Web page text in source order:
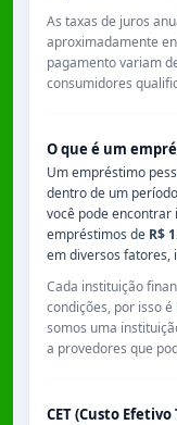
As taxas de juros
aproximadamente
pagamento variam
consumidores
O que é um
Um empréstimo
dentro de um
você pode
empréstimos de R$
em diversos fatores,
Cada instituição
condições, por isso
somos uma
a provedores que
CET (Custo